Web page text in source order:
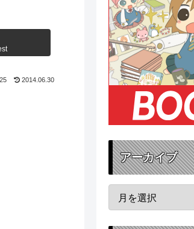
2014.06.30
アーカイブ